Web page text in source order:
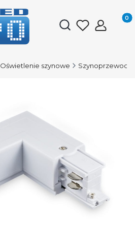
Otwórz
Oświetlenie szynowe Szynoprzewody